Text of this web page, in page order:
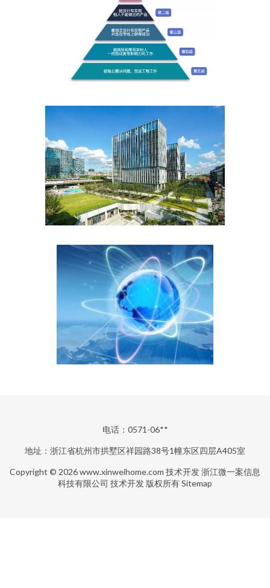
电话：0571-06**
地址：浙江省杭州市拱墅区祥园路38号1幢东区四层A405室
Copyright © 2026www.xinweihome.com 技术开发浙江微一案信息
科技有限公司 技术开发 版权所有Sitemap